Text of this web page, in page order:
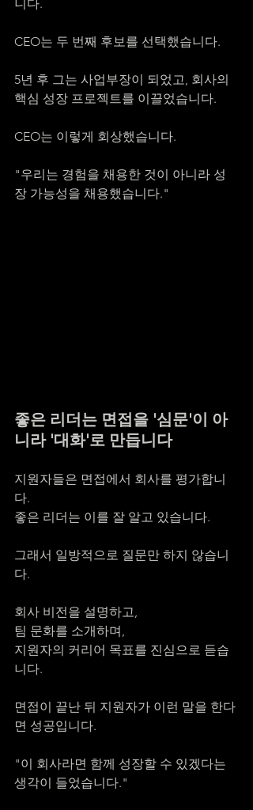
니다.
CEO는 두 번째 후보를 선택했습니다.
5년 후 그는 사업부장이 되었고, 회사의
핵심 성장 프로젝트를 이끌었습니다.
CEO는 이렇게 회상했습니다.
"우리는 경험을 채용한 것이 아니라 성
장 가능성을 채용했습니다."
좋은 리더는 면접을 '심문'이 아
니라 '대화'로 만듭니다
지원자들은 면접에서 회사를 평가합니
다.
좋은 리더는 이를 잘 알고 있습니다.
그래서 일방적으로 질문만 하지 않습니
다.
회사 비전을 설명하고,
팀 문화를 소개하며,
지원자의 커리어 목표를 진심으로 듣습
니다.
면접이 끝난 뒤 지원자가 이런 말을 한다
면 성공입니다.
"이 회사라면 함께 성장할 수 있겠다는
생각이 들었습니다."